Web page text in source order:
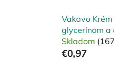
Vakavo
glycerínom a
Skladom
€0,97